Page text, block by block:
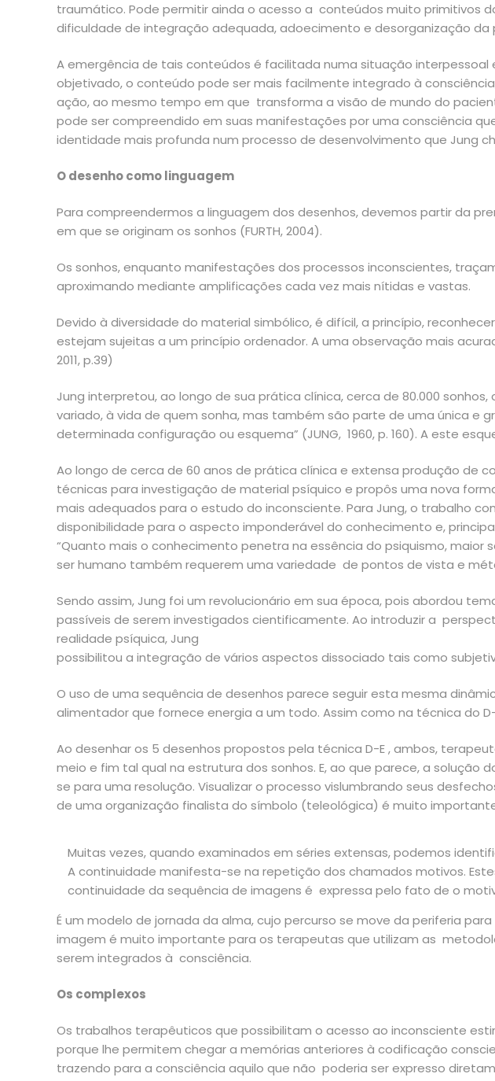
traumático. Pode permitir ainda o acesso a conteúdos muito primitivos
dificuldade de integração adequada, adoecimento e desorganização da
A emergência de tais conteúdos é facilitada numa situação
objetivado, o conteúdo pode ser mais facilmente integrado à
ação, ao mesmo tempo em que transforma a visão de mundo do
pode ser compreendido em suas manifestações por uma consciência
identidade mais profunda num processo de desenvolvimento que Jung
O desenho como linguagem
Para compreendermos a linguagem dos desenhos, devemos partir da
em que se originam os sonhos (FURTH, 2004).
Os sonhos, enquanto manifestações dos processos inconscientes,
aproximando mediante amplificações cada vez mais nítidas e vastas.
Devido à diversidade do material simbólico, é difícil, a princípio,
estejam sujeitas a um princípio ordenador. A uma observação mais
2011, p.39)
Jung interpretou, ao longo de sua prática clínica, cerca de 80.000
variado, à vida de quem sonha, mas também são parte de uma única
determinada configuração ou esquema” (JUNG, 1960, p. 160). A este
Ao longo de cerca de 60 anos de prática clínica e extensa produção de
técnicas para investigação de material psíquico e propôs uma nova
mais adequados para o estudo do inconsciente. Para Jung, o trabalho
disponibilidade para o aspecto imponderável do conhecimento e,
“Quanto mais o conhecimento penetra na essência do psiquismo,
ser humano também requerem uma variedade de pontos de vista e
Sendo assim, Jung foi um revolucionário em sua época, pois abordou
passíveis de serem investigados cientificamente. Ao introduzir a
realidade psíquica, Jung
possibilitou a integração de vários aspectos dissociado tais como
O uso de uma sequência de desenhos parece seguir esta mesma
alimentador que fornece energia a um todo. Assim como na técnica do
Ao desenhar os 5 desenhos propostos pela técnica D-E , ambos,
meio e fim tal qual na estrutura dos sonhos. E, ao que parece, a
se para uma resolução. Visualizar o processo vislumbrando seus
de uma organização finalista do símbolo (teleológica) é muito
Muitas vezes, quando examinados em séries extensas, podemos
A continuidade manifesta-se na repetição dos chamados motivos.
continuidade da sequência de imagens é expressa pelo fato de o
É um modelo de jornada da alma, cujo percurso se move da periferia
imagem é muito importante para os terapeutas que utilizam as
serem integrados à consciência.
Os complexos
Os trabalhos terapêuticos que possibilitam o acesso ao inconsciente
porque lhe permitem chegar a memórias anteriores à codificação
trazendo para a consciência aquilo que não poderia ser expresso